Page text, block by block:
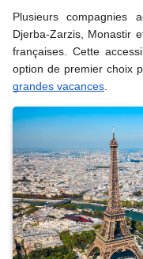
Plusieurs compagnies
Djerba-Zarzis, Monastir
françaises. Cette
option de premier choix
grandes vacances